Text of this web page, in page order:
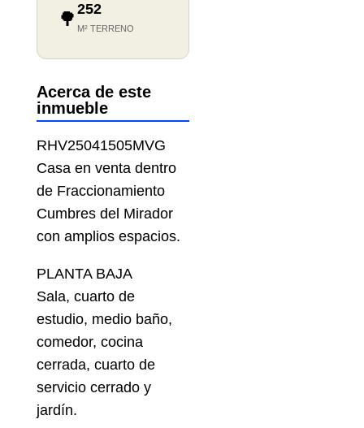
🌳 252
M² TERRENO
Acerca de este
inmueble
RHV25041505MVG
Casa en venta dentro
de Fraccionamiento
Cumbres del Mirador
con amplios espacios.
PLANTA BAJA
Sala, cuarto de
estudio, medio baño,
comedor, cocina
cerrada, cuarto de
servicio cerrado y
jardín.